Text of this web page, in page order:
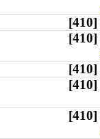
[410]
[410]
[410]
[410]
[410]